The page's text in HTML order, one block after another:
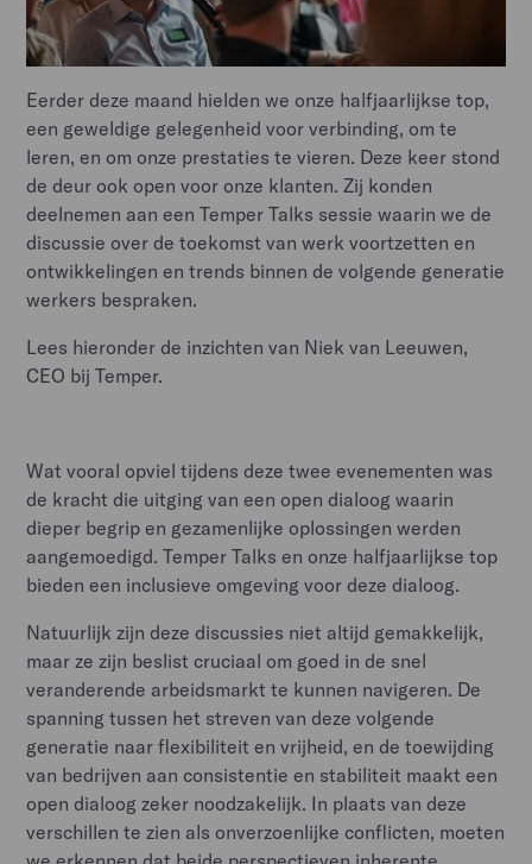
Eerder deze maand hielden we onze halfjaarlijkse top,
een geweldige gelegenheid voor verbinding, om te
leren, en om onze prestaties te vieren. Deze keer stond
de deur ook open voor onze klanten. Zij konden
deelnemen aan een Temper Talks sessie waarin we de
discussie over de toekomst van werk voortzetten en
ontwikkelingen en trends binnen de volgende generatie
werkers bespraken.
Lees hieronder de inzichten van Niek van Leeuwen,
CEO bij Temper.
Wat vooral opviel tijdens deze twee evenementen was
de kracht die uitging van een open dialoog waarin
dieper begrip en gezamenlijke oplossingen werden
aangemoedigd. Temper Talks en onze halfjaarlijkse top
bieden een inclusieve omgeving voor deze dialoog.
Natuurlijk zijn deze discussies niet altijd gemakkelijk,
maar ze zijn beslist cruciaal om goed in de snel
veranderende arbeidsmarkt te kunnen navigeren. De
spanning tussen het streven van deze volgende
generatie naar flexibiliteit en vrijheid, en de toewijding
van bedrijven aan consistentie en stabiliteit maakt een
open dialoog zeker noodzakelijk. In plaats van deze
verschillen te zien als onverzoenlijke conflicten, moeten